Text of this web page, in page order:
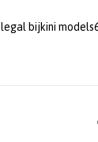
bijkini